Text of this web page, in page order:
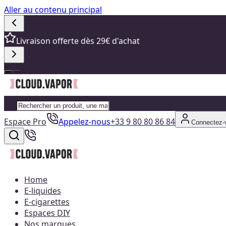
Aller au contenu principal
Livraison offerte dès 29€ d'achat
Espace Pro Appelez-nous+33 9 80 80 86 84 Connectez-
Home
E-liquides
E-cigarettes
Espaces DIY